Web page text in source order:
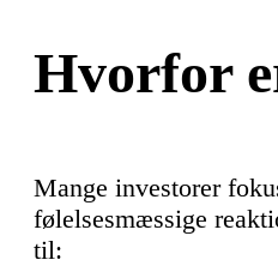
Hvorfor
Mange investorer
følelsesmæssige
til: